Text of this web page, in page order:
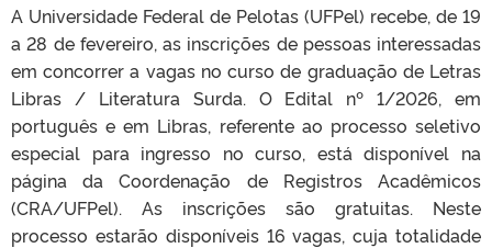
A Universidade Federal de Pelotas (UFPel) recebe, de 19
a 28 de fevereiro, as inscrições de pessoas interessadas
em concorrer a vagas no curso de graduação de Letras
Libras / Literatura Surda. O Edital nº 1/2026, em
português e em Libras, referente ao processo seletivo
especial para ingresso no curso, está disponível na
página da Coordenação de Registros Acadêmicos
(CRA/UFPel). As inscrições são gratuitas. Neste
processo estarão disponíveis 16 vagas, cuja totalidade